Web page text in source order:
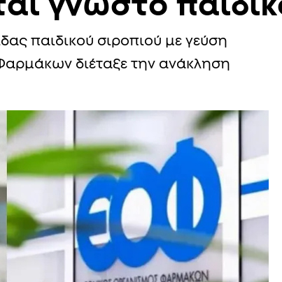
γνωστό
παιδικού σιροπιού με γεύση
διέταξε την ανάκληση